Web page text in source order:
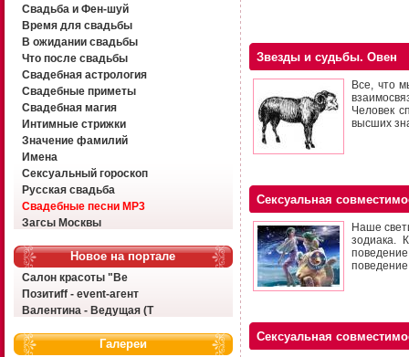
Свадьба и Фен-шуй
Время для свадьбы
В ожидании свадьбы
Что после свадьбы
Свадебная астрология
Свадебные приметы
Свадебная магия
Интимные стрижки
Значение фамилий
Имена
Сексуальный гороскоп
Русская свадьба
Свадебные песни MP3
Загсы Москвы
Новое на портале
Салон красоты "Ве
Позитиff - event-агент
Валентина - Ведущая (Т
Галереи
Звезды и судьбы. Овен
Все, что
Человек
высших
Сексуальная
Наше
зодиака.
Сексуальная